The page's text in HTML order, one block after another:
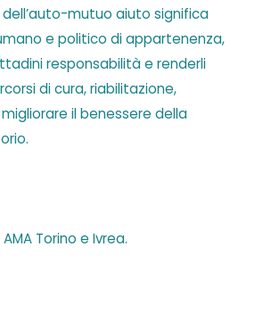
mutuo aiuto significa
e politico di appartenenza,
responsabilità e renderli
di cura, riabilitazione,
il benessere della
Torino e Ivrea.